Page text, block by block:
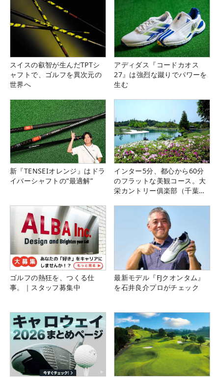
スイスの叡智が生んだTPTシ
ャフトで、ゴルフを異次元の
世界へ
アディダス『コードカオス
27』は強烈な蹴りでパワーを
生む
新『TENSEIオレンジ』はドラ
イバーシャフトの“最適解”
インター5分、都心から60分
のフラットな美観コース。大
栄カントリー俱楽部（千葉
ゴルフの熱狂を、つくる仕
事。｜スタッフ募集中
最新モデル『FJクオンタム』
を石井良介プロがチェック